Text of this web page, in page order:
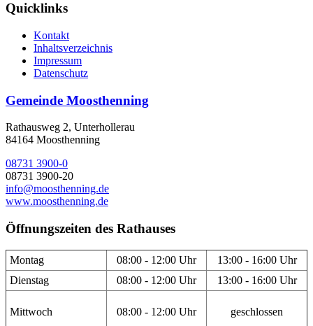
Quicklinks
Kontakt
Inhaltsverzeichnis
Impressum
Datenschutz
Gemeinde Moosthenning
Rathausweg 2, Unterhollerau
84164 Moosthenning
08731 3900-0
08731 3900-20
info@moosthenning.de
www.moosthenning.de
Öffnungszeiten des Rathauses
Montag 08:00 - 12:00 Uhr
13:00 - 16:00 Uhr
Dienstag
08:00 - 12:00 Uhr 13:00 - 16:00 Uhr
Mittwoch 08:00 - 12:00 Uhr geschlossen